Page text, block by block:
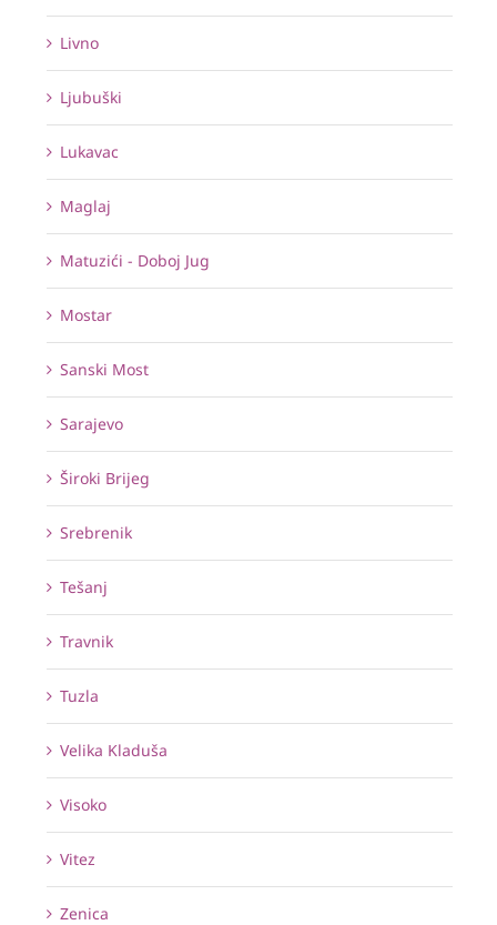
Livno
Ljubuški
Lukavac
Maglaj
Matuzići - Doboj Jug
Mostar
Sanski Most
Sarajevo
Široki Brijeg
Srebrenik
Tešanj
Travnik
Tuzla
Velika Kladuša
Visoko
Vitez
Zenica